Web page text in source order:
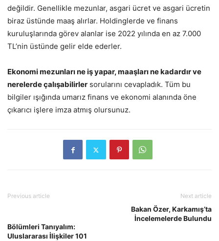
değildir. Genellikle mezunlar, asgari ücret ve asgari ücretin
biraz üstünde maaş alırlar. Holdinglerde ve finans
kuruluşlarında görev alanlar ise 2022 yılında en az 7.000
TL’nin üstünde gelir elde ederler.
Ekonomi mezunları ne iş yapar, maaşları ne kadardır ve
nerelerde çalışabilirler sorularını cevapladık. Tüm bu
bilgiler ışığında umarız finans ve ekonomi alanında öne
çıkarıcı işlere imza atmış olursunuz.
Previous article
Bölümleri Tanıyalım:
Uluslararası İlişkiler 101
Next article
Bakan Özer, Karkamış’ta
İncelemelerde Bulundu